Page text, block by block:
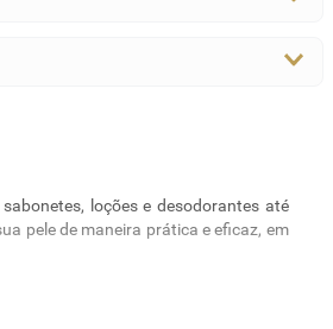
loções e desodorantes até
pele de maneira prática e eficaz, em